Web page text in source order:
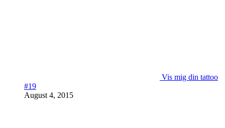
Vis mig din tattoo
#19
August 4, 2015